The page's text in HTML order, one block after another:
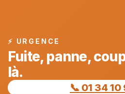
⚡ URGENCE
Fuite, panne,
là.
📞 01 34 10